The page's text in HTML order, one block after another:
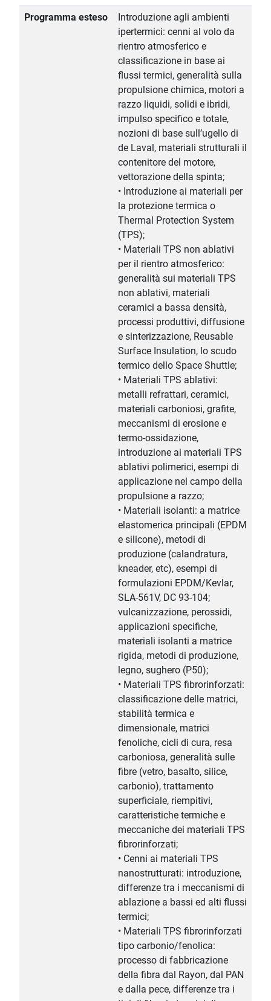
Programma esteso
Introduzione agli ambienti
ipertermici: cenni al volo da
rientro atmosferico e
classificazione in base ai
flussi termici, generalità sulla
propulsione chimica, motori a
razzo liquidi, solidi e ibridi,
impulso specifico e totale,
nozioni di base sull’ugello di
de Laval, materiali strutturali il
contenitore del motore,
vettorazione della spinta;
• Introduzione ai materiali per
la protezione termica o
Thermal Protection System
(TPS);
• Materiali TPS non ablativi
per il rientro atmosferico:
generalità sui materiali TPS
non ablativi, materiali
ceramici a bassa densità,
processi produttivi, diffusione
e sinterizzazione, Reusable
Surface Insulation, lo scudo
termico dello Space Shuttle;
• Materiali TPS ablativi:
metalli refrattari, ceramici,
materiali carboniosi, grafite,
meccanismi di erosione e
termo-ossidazione,
introduzione ai materiali TPS
ablativi polimerici, esempi di
applicazione nel campo della
propulsione a razzo;
• Materiali isolanti: a matrice
elastomerica principali (EPDM
e silicone), metodi di
produzione (calandratura,
kneader, etc), esempi di
formulazioni EPDM/Kevlar,
SLA-561V, DC 93-104;
vulcanizzazione, perossidi,
applicazioni specifiche,
materiali isolanti a matrice
rigida, metodi di produzione,
legno, sughero (P50);
• Materiali TPS fibrorinforzati:
classificazione delle matrici,
stabilità termica e
dimensionale, matrici
fenoliche, cicli di cura, resa
carboniosa, generalità sulle
fibre (vetro, basalto, silice,
carbonio), trattamento
superficiale, riempitivi,
caratteristiche termiche e
meccaniche dei materiali TPS
fibrorinforzati;
• Cenni ai materiali TPS
nanostrutturati: introduzione,
differenze tra i meccanismi di
ablazione a bassi ed alti flussi
termici;
• Materiali TPS fibrorinforzati
tipo carbonio/fenolica:
processo di fabbricazione
della fibra dal Rayon, dal PAN
e dalla pece, differenze tra i